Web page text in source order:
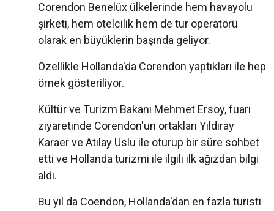
Corendon Benelüx ülkelerinde hem havayolu
şirketi, hem otelcilik hem de tur operatörü
olarak en büyüklerin başında geliyor.
Özellikle Hollanda'da Corendon yaptıkları ile hep
örnek gösteriliyor.
Kültür ve Turizm Bakanı Mehmet Ersoy, fuarı
ziyaretinde Corendon'un ortakları Yıldıray
Karaer ve Atılay Uslu ile oturup bir süre sohbet
etti ve Hollanda turizmi ile ilgili ilk ağızdan bilgi
aldı.
Bu yıl da Coendon, Hollanda'dan en fazla turisti